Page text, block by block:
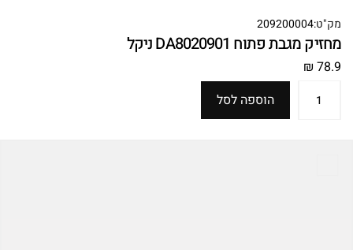
מק"ט:209200004
מחזיק מגבת פתוח DA8020901 ניקל
₪ 78.9
הוספה לסל